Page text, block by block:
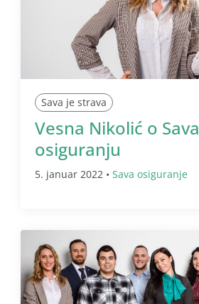
Sava je strava
Vesna Nikolić o Sava
osiguranju
5. januar 2022 • Sava osiguranje